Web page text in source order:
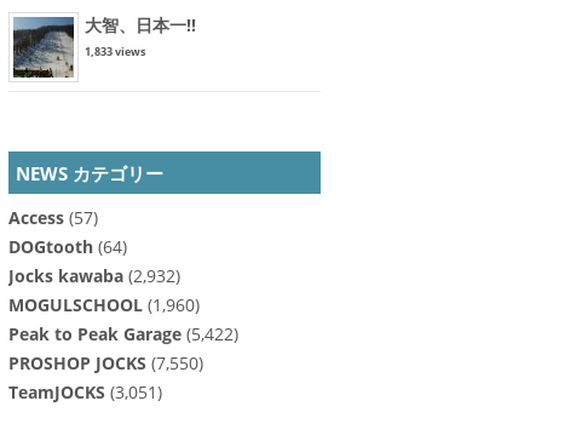
大智、日本一!!
1,833 views
NEWS カテゴリー
Access(57)
DOGtooth(64)
Jocks kawaba(2,932)
MOGULSCHOOL(1,960)
Peak to Peak Garage(5,422)
PROSHOP JOCKS (7,550)
TeamJOCKS (3,051)